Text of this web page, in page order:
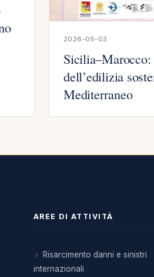
2026-05-03
dell’edilizia
Mediterraneo
AREE DI ATTIVITÀ
Risarcimento danni e sinistri
internazionali